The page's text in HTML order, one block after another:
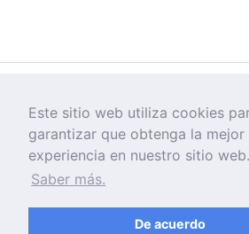
Contacto - Aviso legal
-
Esta web puede contener
Paddle Surf – Stand Up
Este sitio web utiliza cookies
garantizar que obtenga la mejor
experiencia en nuestro sitio web.
Saber más.
De acuerdo